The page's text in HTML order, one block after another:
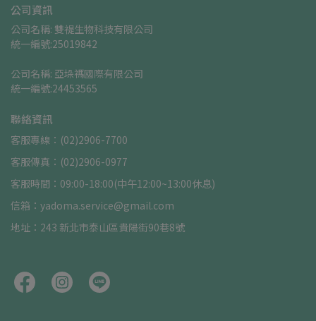
公司資訊
公司名稱: 雙禔生物科技有限公司
統一編號:25019842
公司名稱: 亞垛禡國際有限公司
統一編號:24453565
聯絡資訊
客服專線：(02)2906-7700
客服傳真：(02)2906-0977
客服時間：09:00-18:00(中午12:00~13:00休息)
信箱：yadoma.service@gmail.com
地址：243 新北市泰山區貴陽街90巷8號